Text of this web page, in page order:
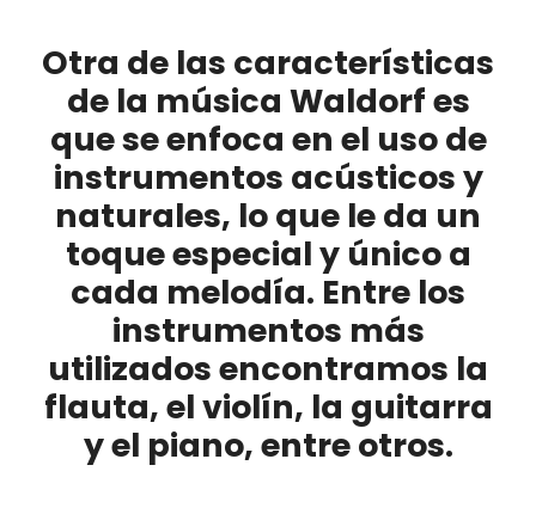
Otra de las características
de la música Waldorf es
que se enfoca en el uso de
instrumentos acústicos y
naturales, lo que le da un
toque especial y único a
cada melodía. Entre los
instrumentos más
utilizados encontramos la
flauta, el violín, la guitarra
y el piano, entre otros.